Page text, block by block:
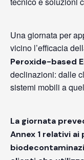
Una giornata per
vicino l’efficacia
Peroxide-based
declinazioni: dalle
sistemi mobili a
La giornata
Annex 1 relativi